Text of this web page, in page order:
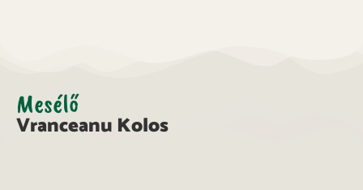
Mesélő
Vranceanu Kolos